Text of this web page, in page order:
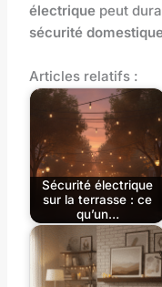
électrique peut
sécurité
Articles relatifs :
Sécurité électrique
sur la terrasse : ce
qu’un…